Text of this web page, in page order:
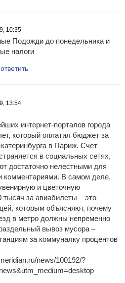
10:35
Подожди до понедельника и
налоги
13:54
интернет-порталов города
который оплатил бюджет за
в Париж. Счет
в социальных сетях,
достаточно нелестными для
комментариями. В самом деле,
и цветочную
тысяч за авиабилеты – это
которым объясняют, почему
в метро должны непременно
вывоз мусора –
за коммуналку процентов
news/100192/?